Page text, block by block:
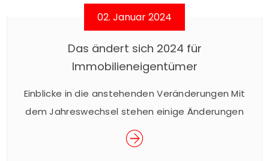
02. Januar 2024
Das ändert sich 2024 für
Immobilieneigentümer
Einblicke in die anstehenden Veränderungen Mit
dem Jahreswechsel stehen einige Änderungen
in der Wohnungs- und Energiepolitik an, die
sowohl Immobilienbesitzer als auch die gesamte